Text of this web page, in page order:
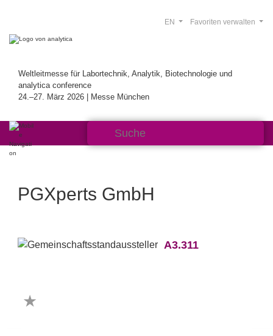
Weltleitmesse für Labortechnik, Analytik, Biotechnologie und
analytica conference
24.–27. März 2026 | Messe München
Favoriten verwalten
EN
PGXperts GmbH
A3.311